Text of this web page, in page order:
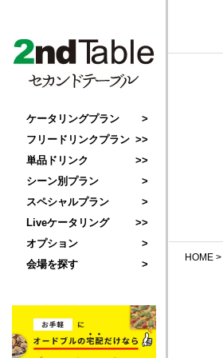
ケータリングプラン
フリードリンクプラン
単品ドリンク
シーン別プラン
スペシャルプラン
Liveケータリング
オプション
会場を探す
HOME >